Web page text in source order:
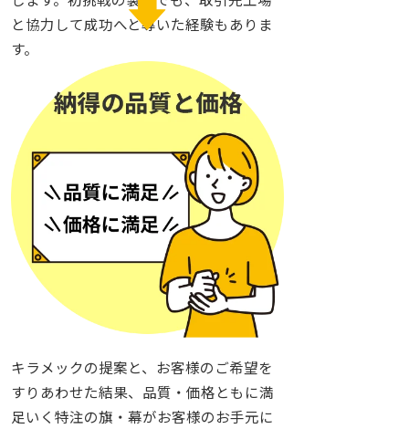
と協力して成功へと導いた経験もありま
す。
キラメックの提案と、お客様のご希望を
すりあわせた結果、品質・価格ともに満
足いく特注の旗・幕がお客様のお手元に